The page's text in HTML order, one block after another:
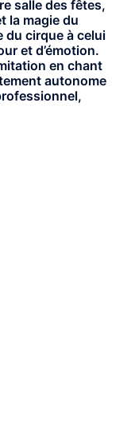
salle des fêtes,
la magie du
du cirque à celui
et d’émotion.
en chant
autonome